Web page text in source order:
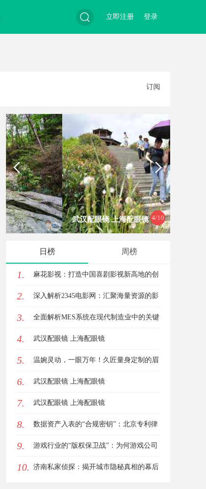
登录
立即注册
订阅
4/10
武汉配眼镜 上海配眼镜
日榜 周榜
1. 麻花影视：打造中国喜剧影视新高地的创
新典范
2. 深入解析2345电影网：汇聚海量资源的影
视娱乐平台
3. 全面解析MES系统在现代制造业中的关键
作用与应用前景
4. 武汉配眼镜 上海配眼镜
5. 温婉灵动，一眼万年！久匠量身定制的眉
眼唇，才是你整张脸的点睛之笔！淡颜系
女生的气质加分项
6. 武汉配眼镜 上海配眼镜
7. 武汉配眼镜 上海配眼镜
8. 数据资产入表的“合规密钥”：北京专利律
师如何为数据知识产权登记扫清障碍
9. 游戏行业的“版权保卫战”：为何游戏公司
离不开版权律师
10. 济南私家侦探：揭开城市隐秘真相的幕后